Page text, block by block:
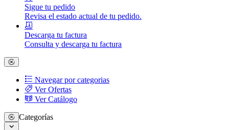
Sigue tu pedido
Revisa el estado actual de tu pedido.
Descarga tu factura
Consulta y descarga tu factura
Navegar por categorias
Ver Ofertas
Ver Catálogo
Categorías